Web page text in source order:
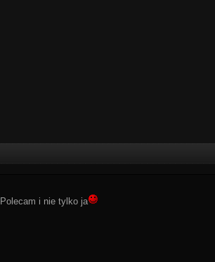
Polecam i nie tylko ja